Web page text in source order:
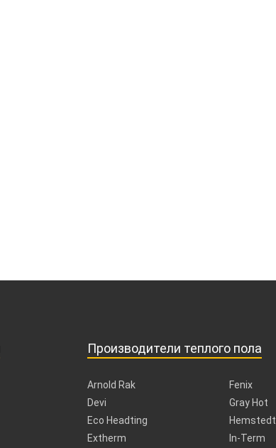
Производители теплого пола
Arnold Rak
Devi
Eco Headting
Extherm
Fenix
Gray Hot
Hemstedt
In-Term